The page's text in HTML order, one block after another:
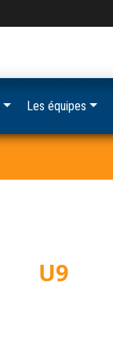
U9
Les équipes